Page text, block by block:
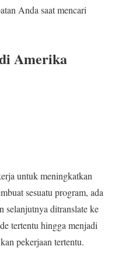
Anda saat mencari
Amerika
untuk meningkatkan
sesuatu program, ada
selanjutnya ditranslate ke
tertentu hingga menjadi
pekerjaan tertentu.